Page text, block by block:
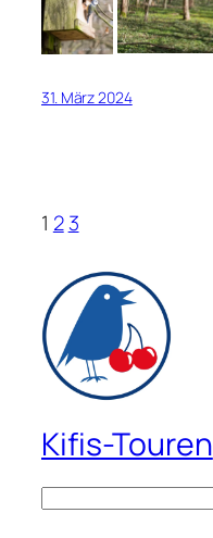
31. März 2024
1 2 3
Kifis-Touren